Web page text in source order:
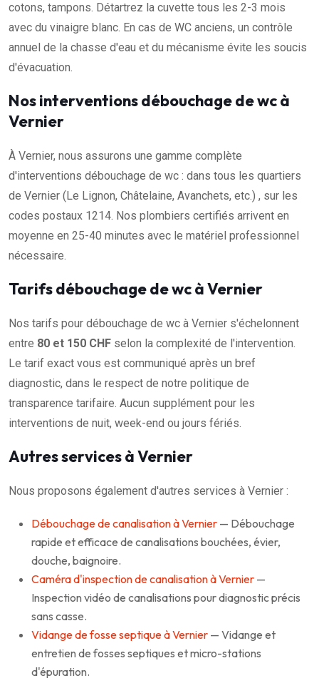
cotons, tampons. Détartrez la cuvette tous les 2-3 mois
avec du vinaigre blanc. En cas de WC anciens, un contrôle
annuel de la chasse d'eau et du mécanisme évite les soucis
d'évacuation.
Nos interventions débouchage de wc à
Vernier
À Vernier, nous assurons une gamme complète
d'interventions débouchage de wc : dans tous les quartiers
de Vernier (Le Lignon, Châtelaine, Avanchets, etc.) , sur les
codes postaux 1214. Nos plombiers certifiés arrivent en
moyenne en 25-40 minutes avec le matériel professionnel
nécessaire.
Tarifs débouchage de wc à Vernier
Nos tarifs pour débouchage de wc à Vernier s'échelonnent
entre 80 et 150 CHF selon la complexité de l'intervention.
Le tarif exact vous est communiqué après un bref
diagnostic, dans le respect de notre politique de
transparence tarifaire. Aucun supplément pour les
interventions de nuit, week-end ou jours fériés.
Autres services à Vernier
Nous proposons également d'autres services à Vernier :
Débouchage de canalisation à Vernier — Débouchage
rapide et efficace de canalisations bouchées, évier,
douche, baignoire.
Caméra d'inspection de canalisation à Vernier —
Inspection vidéo de canalisations pour diagnostic précis
sans casse.
Vidange de fosse septique à Vernier — Vidange et
entretien de fosses septiques et micro-stations
d'épuration.